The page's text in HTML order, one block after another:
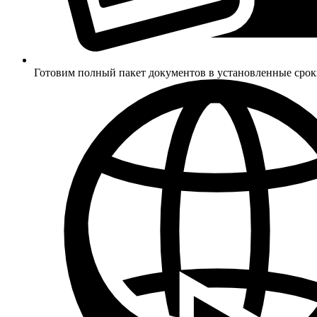
Готовим полный пакет документов в установленные